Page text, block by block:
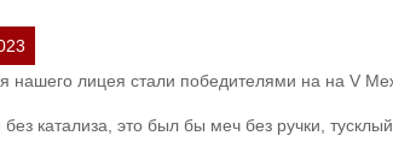
нашего лицея стали победителями на на V
катализа, это был бы меч без ручки,